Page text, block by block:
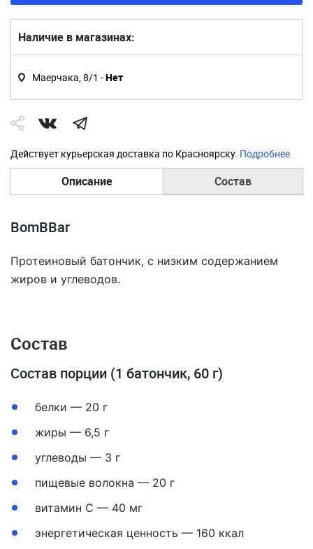
Наличие в магазинах:
Маерчака, 8/1 -Нет
Действует курьерская доставка по Красноярску. Подробнее
Описание Состав
BomBBar
Протеиновый батончик, с низким содержанием
жиров и углеводов.
Состав
Состав порции (1 батончик, 60 г)
белки — 20 г
жиры — 6,5 г
углеводы — 3 г
пищевые волокна — 20 г
витамин С — 40 мг
энергетическая ценность — 160 ккал